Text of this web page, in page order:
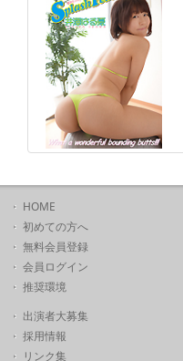
HOME
初めての方へ
無料会員登録
会員ログイン
推奨環境
出演者大募集
採用情報
リンク集